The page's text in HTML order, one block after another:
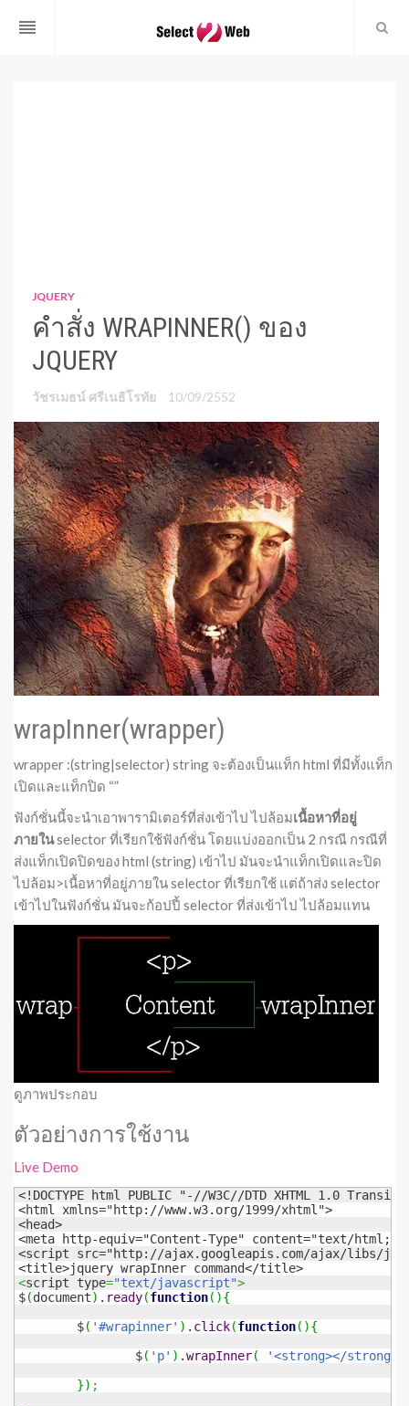
reorder
JQUERY
คำสั่ง WRAPINNER() ของ
JQUERY
วัชรเมธน์ ศรีเนธิโรทัย 10/09/2552
wrapInner(wrapper)
wrapper :(string|selector) string จะต้องเป็นแท็ก html ที่มีทั้งแท็ก
เปิดและแท็กปิด “”
ฟังก์ชั่นนี้จะนำเอาพารามิเตอร์ที่ส่งเข้าไป ไปล้อมเนื้อหาที่อยู่
ภายในselector ที่เรียกใช้ฟังก์ชั่น โดยแบ่งออกเป็น 2 กรณี กรณีที่
ส่งแท็กเปิดปิดของ html (string) เข้าไป มันจะนำแท็กเปิดและปิด
ไปล้อม>เนื้อหาที่อยู่ภายใน selector ที่เรียกใช้ แต่ถ้าส่ง selector
เข้าไปในฟังก์ชั่น มันจะก้อปปี้ selector ที่ส่งเข้าไป ไปล้อมแทน
ดูภาพประกอบ
ตัวอย่างการใช้งาน
Live Demo
<!DOCTYPE html PUBLIC "-//W3C//DTD XHTML 1.0
<html xmlns="http://www.w3.org/1999/xhtml">
<head>
<meta http-equiv="Content-Type" content="text/html;
<script src="http://ajax.googleapis.com/ajax/libs/
<script type="text/javascript">
$(document) . ready(function( ){
	$
( '#wrapinner' ) . click(function( ){
		$
( 'p' ) .wrapInner(
'<strong></strong>'
}) ;